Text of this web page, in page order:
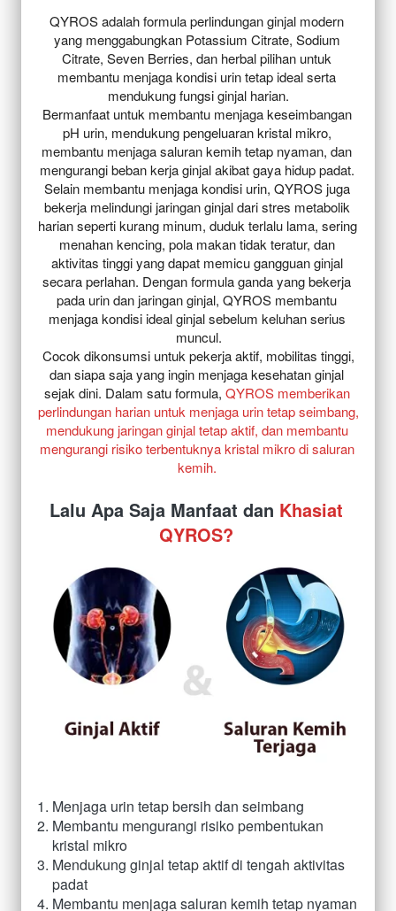
QYROS adalah formula perlindungan ginjal modern
yang menggabungkan Potassium Citrate, Sodium
Citrate, Seven Berries, dan herbal pilihan untuk
membantu menjaga kondisi urin tetap ideal serta
mendukung fungsi ginjal harian.
Bermanfaat untuk membantu menjaga keseimbangan
pH urin, mendukung pengeluaran kristal mikro,
membantu menjaga saluran kemih tetap nyaman, dan
mengurangi beban kerja ginjal akibat gaya hidup padat.
Selain membantu menjaga kondisi urin, QYROS juga
bekerja melindungi jaringan ginjal dari stres metabolik
harian seperti kurang minum, duduk terlalu lama, sering
menahan kencing, pola makan tidak teratur, dan
aktivitas tinggi yang dapat memicu gangguan ginjal
secara perlahan. Dengan formula ganda yang bekerja
pada urin dan jaringan ginjal, QYROS membantu
menjaga kondisi ideal ginjal sebelum keluhan serius
muncul.
dan siapa saja yang ingin menjaga kesehatan ginjal
sejak dini. Dalam satu formula, QYROS memberikan
perlindungan harian untuk menjaga urin tetap seimbang,
mendukung jaringan ginjal tetap aktif, dan membantu
mengurangi risiko terbentuknya kristal mikro di saluran
kemih.
Lalu Apa Saja Manfaat dan Khasiat
QYROS?
Menjaga urin tetap bersih dan seimbang
Membantu mengurangi risiko pembentukan
kristal mikro
Mendukung ginjal tetap aktif di tengah aktivitas
padat